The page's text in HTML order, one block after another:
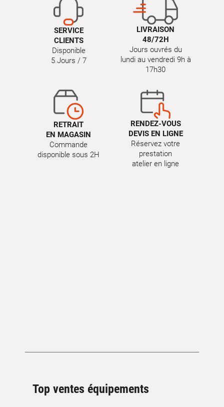
SERVICE
CLIENTS
Disponible
5 Jours / 7
LIVRAISON
48/72H
Jours ouvrés du
lundi au vendredi 9h à
17h30
RETRAIT
EN MAGASIN
Commande
disponible sous 2H
RENDEZ-VOUS
DEVIS EN LIGNE
Réservez votre
prestation
atelier en ligne
Top ventes équipements